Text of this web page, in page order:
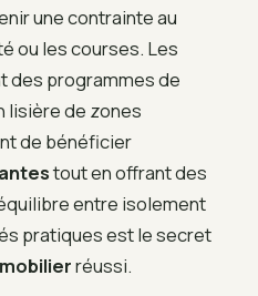
une contrainte au
ou les courses. Les
des programmes de
lisière de zones
de bénéficier
tout en offrant des
entre isolement
pratiques est le secret
réussi.